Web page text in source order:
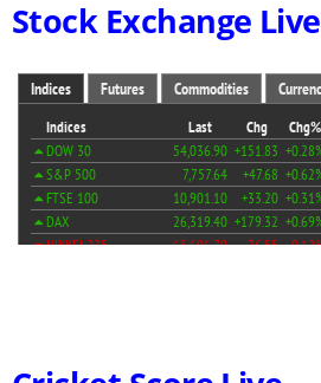
Stock Exchange Live